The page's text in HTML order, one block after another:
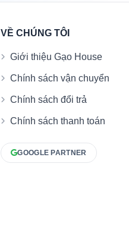
VỀ CHÚNG TÔI
Giới thiệu Gạo House
Chính sách vận chuyển
Chính sách đổi trả
Chính sách thanh toán
GOOGLE PARTNER